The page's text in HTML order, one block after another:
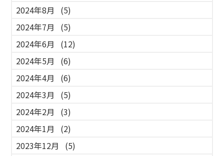
2024年8月
(5)
2024年7月
(5)
2024年6月
(12)
2024年5月
(6)
2024年4月
(6)
2024年3月
(5)
2024年2月
(3)
2024年1月
(2)
2023年12月
(5)